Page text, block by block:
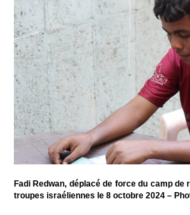
Fadi Redwan, déplacé de force du camp
troupes israéliennes le 8 octobre 2024 –